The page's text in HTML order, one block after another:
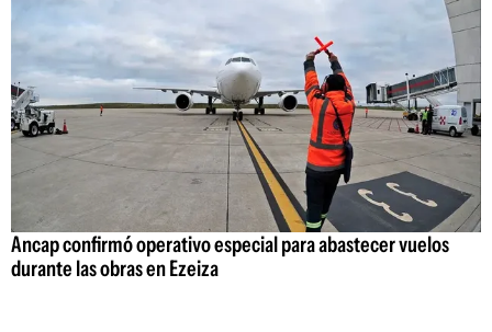
Ancap confirmó operativo especial para abastecer vuelos
durante las obras en Ezeiza